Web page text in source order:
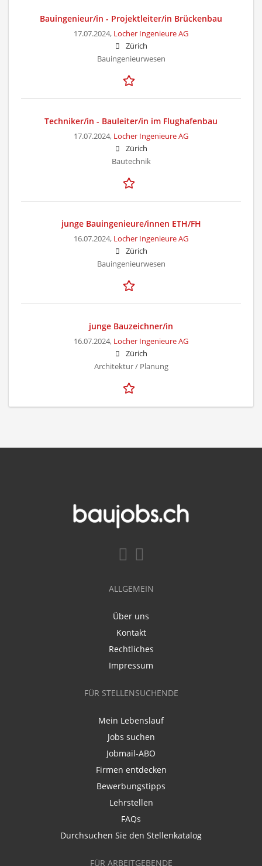
Bauingenieur/in - Projektleiter/in Brückenbau
17.07.2024, Locher Ingenieure AG
Zürich
Bauingenieurwesen
Techniker/in - Bauleiter/in im Flughafenbau
17.07.2024, Locher Ingenieure AG
Zürich
Bautechnik
junge Bauingenieure/innen ETH/FH
16.07.2024, Locher Ingenieure AG
Zürich
Bauingenieurwesen
junge Bauzeichner/in
16.07.2024, Locher Ingenieure AG
Zürich
Architektur / Planung
ALLGEMEIN
Über uns
Kontakt
Rechtliches
Impressum
FÜR STELLENSUCHENDE
Mein Lebenslauf
Jobs suchen
Jobmail-ABO
Firmen entdecken
Bewerbungstipps
Lehrstellen
FAQs
Durchsuchen Sie den Stellenkatalog
FÜR ARBEITGEBENDE